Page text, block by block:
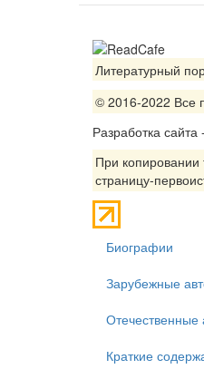
Литературный
© 2016-2022 Все
Разработка сайта -
При копировании
страницу-
Биографии
Зарубежные
Отечественные
Краткие